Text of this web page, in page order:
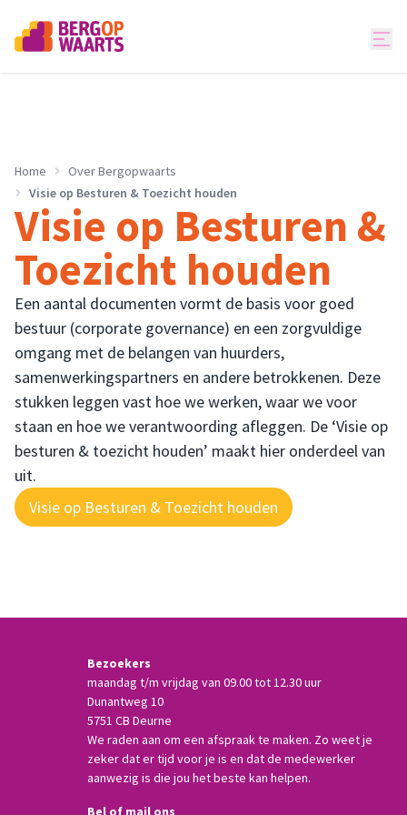
Home
Over Bergopwaarts
Visie op Besturen & Toezicht houden
Visie op Besturen &
Toezicht houden
Een aantal documenten vormt de basis voor goed
bestuur (corporate governance) en een zorgvuldige
omgang met de belangen van huurders,
samenwerkingspartners en andere betrokkenen. Deze
stukken leggen vast hoe we werken, waar we voor
staan en hoe we verantwoording afleggen. De ‘Visie op
besturen & toezicht houden’ maakt hier onderdeel van
uit.
Visie op Besturen & Toezicht houden
Bezoekers
maandag t/m vrijdag van 09.00 tot 12.30 uur
Dunantweg 10
5751 CB Deurne
We raden aan om een afspraak te maken. Zo weet je
zeker dat er tijd voor je is en dat de medewerker
aanwezig is die jou het beste kan helpen.
Bel of mail ons